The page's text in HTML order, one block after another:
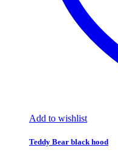
Add to wishlist
Teddy Bear black hood